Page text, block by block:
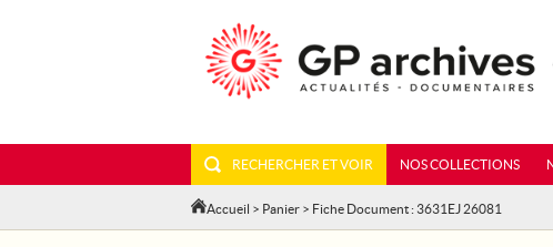
RECHERCHER ET VOIR NOS COLLECTIONS
Accueil > Panier > Fiche Document : 3631EJ 26081